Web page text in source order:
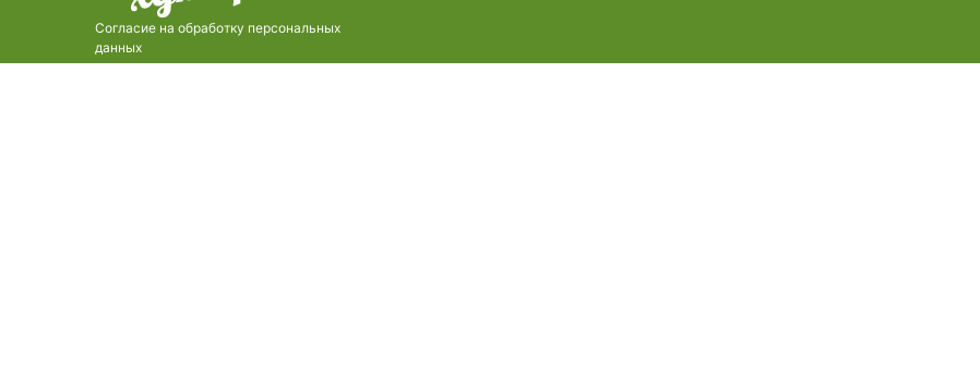
Согласие на обработку персональных
данных